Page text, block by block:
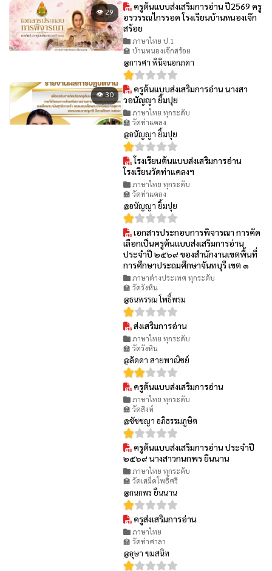
👁 29
ครูต้นแบบส่งเสริมการอ่าน ปี2569 ครู
อรวรรณไกรรอด โรงเรียนบ้านหนองเจ๊ก
สร้อย
ภาษาไทย ป.1
🏫 บ้านหนองเจ๊กสร้อย
@การศา พินิจนอกภดา
👁 30
ครูต้นแบบส่งเสริมการอ่าน นางสา
วอนัญญา ยิ้มปุย
ภาษาไทย ทุกระดับ
🏫 วัดท่าแคลง
@อนัญญา ยิ้มปุย
โรงเรียนต้นแบบส่งเสริมการอ่าน
โรงเรียนวัดท่าแคลงฯ
ภาษาไทย ทุกระดับ
🏫 วัดท่าแคลง
@อนัญญา ยิ้มปุย
เอกสารประกอบการพิจารณา การคัด
เลือกเป็นครูต้นแบบส่งเสริมการอ่าน
ประจำปี ๒๕๖๙ ของสำนักงานเขตพื้นที่
การศึกษาประถมศึกษาจันทบุรี เขต ๑
ภาษาต่างประเทศ ทุกระดับ
🏫 วัดวังหิน
@ธนพรรณ โพธิ์พรม
ส่งเสริมการอ่าน
ภาษาไทย ทุกระดับ
🏫 วัดวังหิน
@ลัดดา สายพาณิชย์
ครูต้นแบบส่งเสริมการอ่าน
ภาษาไทย ทุกระดับ
🏫 วัดสิงห์
@ชัชชญา อภิธรรมภูษิต
ครูต้นแบบส่งเสริมการอ่าน ประจำปี
๒๕๖๙ นางสาวกนกพร ยืนนาน
ภาษาไทย ทุกระดับ
🏫 วัดเสม็ดโพธิ์ศรี
@กนกพร ยืนนาน
ครูส่งเสริมการอ่าน
ภาษาไทย
🏫 วัดท่าศาลา
@อุษา ขมสนิท